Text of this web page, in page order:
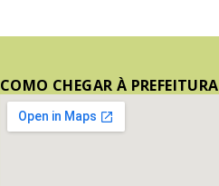
COMO CHEGAR À PREFEITURA